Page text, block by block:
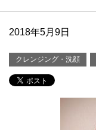
2018年5月9日
クレンジング・洗顔